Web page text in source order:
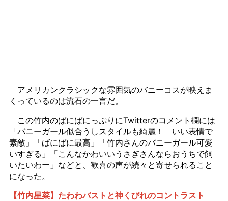
アメリカンクラシックな雰囲気のバニーコスが映えま
くっているのは流石の一言だ。
この竹内のばにばにっぷりにTwitterのコメント欄には
「バニーガール似合うしスタイルも綺麗！ いい表情で
素敵」「ばにばに最高」「竹内さんのバニーガール可愛
いすぎる」「こんなかわいいうさぎさんならおうちで飼
いたいわー」などと、歓喜の声が続々と寄せられること
になった。
【竹内星菜】たわわバストと神くびれのコントラスト